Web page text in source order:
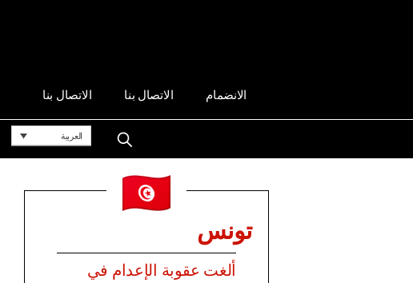
الانضمام الاتصال بنا الاتصال بنا
العربية
تونس
ألغت عقوبة الإعدام في